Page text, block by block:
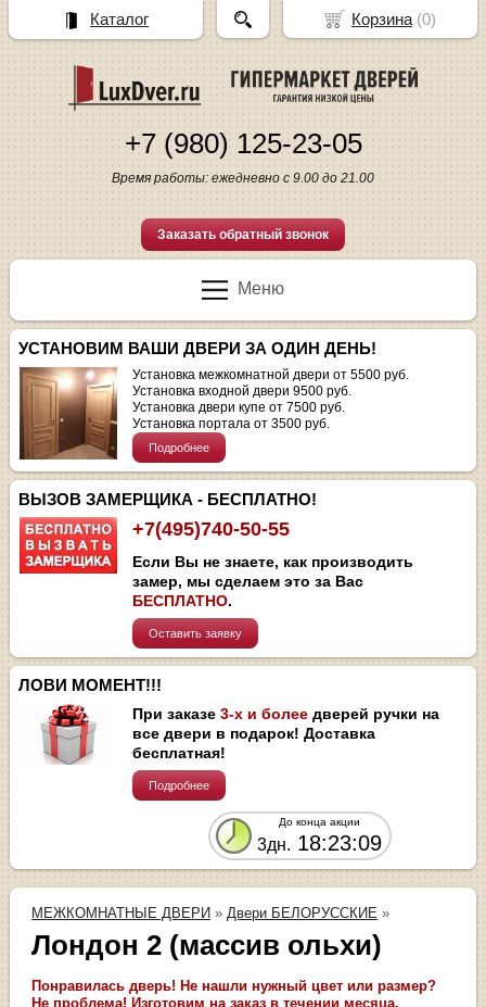
+7 (980) 125-23-05
Время работы: ежедневно с 9.00 до 21.00
Заказать обратный звонок
Меню
УСТАНОВИМ ВАШИ ДВЕРИ ЗА ОДИН ДЕНЬ!
Установка межкомнатной двери от 5500 руб.
Установка входной двери 9500 руб.
Установка двери купе от 7500 руб.
Установка портала от 3500 руб.
Подробнее
ВЫЗОВ ЗАМЕРЩИКА - БЕСПЛАТНО!
+7(495)740-50-55
Если Вы не знаете, как производить
замер, мы сделаем это за Вас
БЕСПЛАТНО.
Оставить заявку
ЛОВИ МОМЕНТ!!!
При заказе3-х и более дверей ручки на
все двери в подарок! Доставка
бесплатная!
Подробнее
До конца акции
3дн. 18:23:09
МЕЖКОМНАТНЫЕ ДВЕРИ » Двери БЕЛОРУССКИЕ »
Лондон 2 (массив ольхи)
Понравилась дверь! Не нашли нужный цвет или размер?
Не проблема! Изготовим на заказ в течении месяца.
Корзина(0)
Каталог